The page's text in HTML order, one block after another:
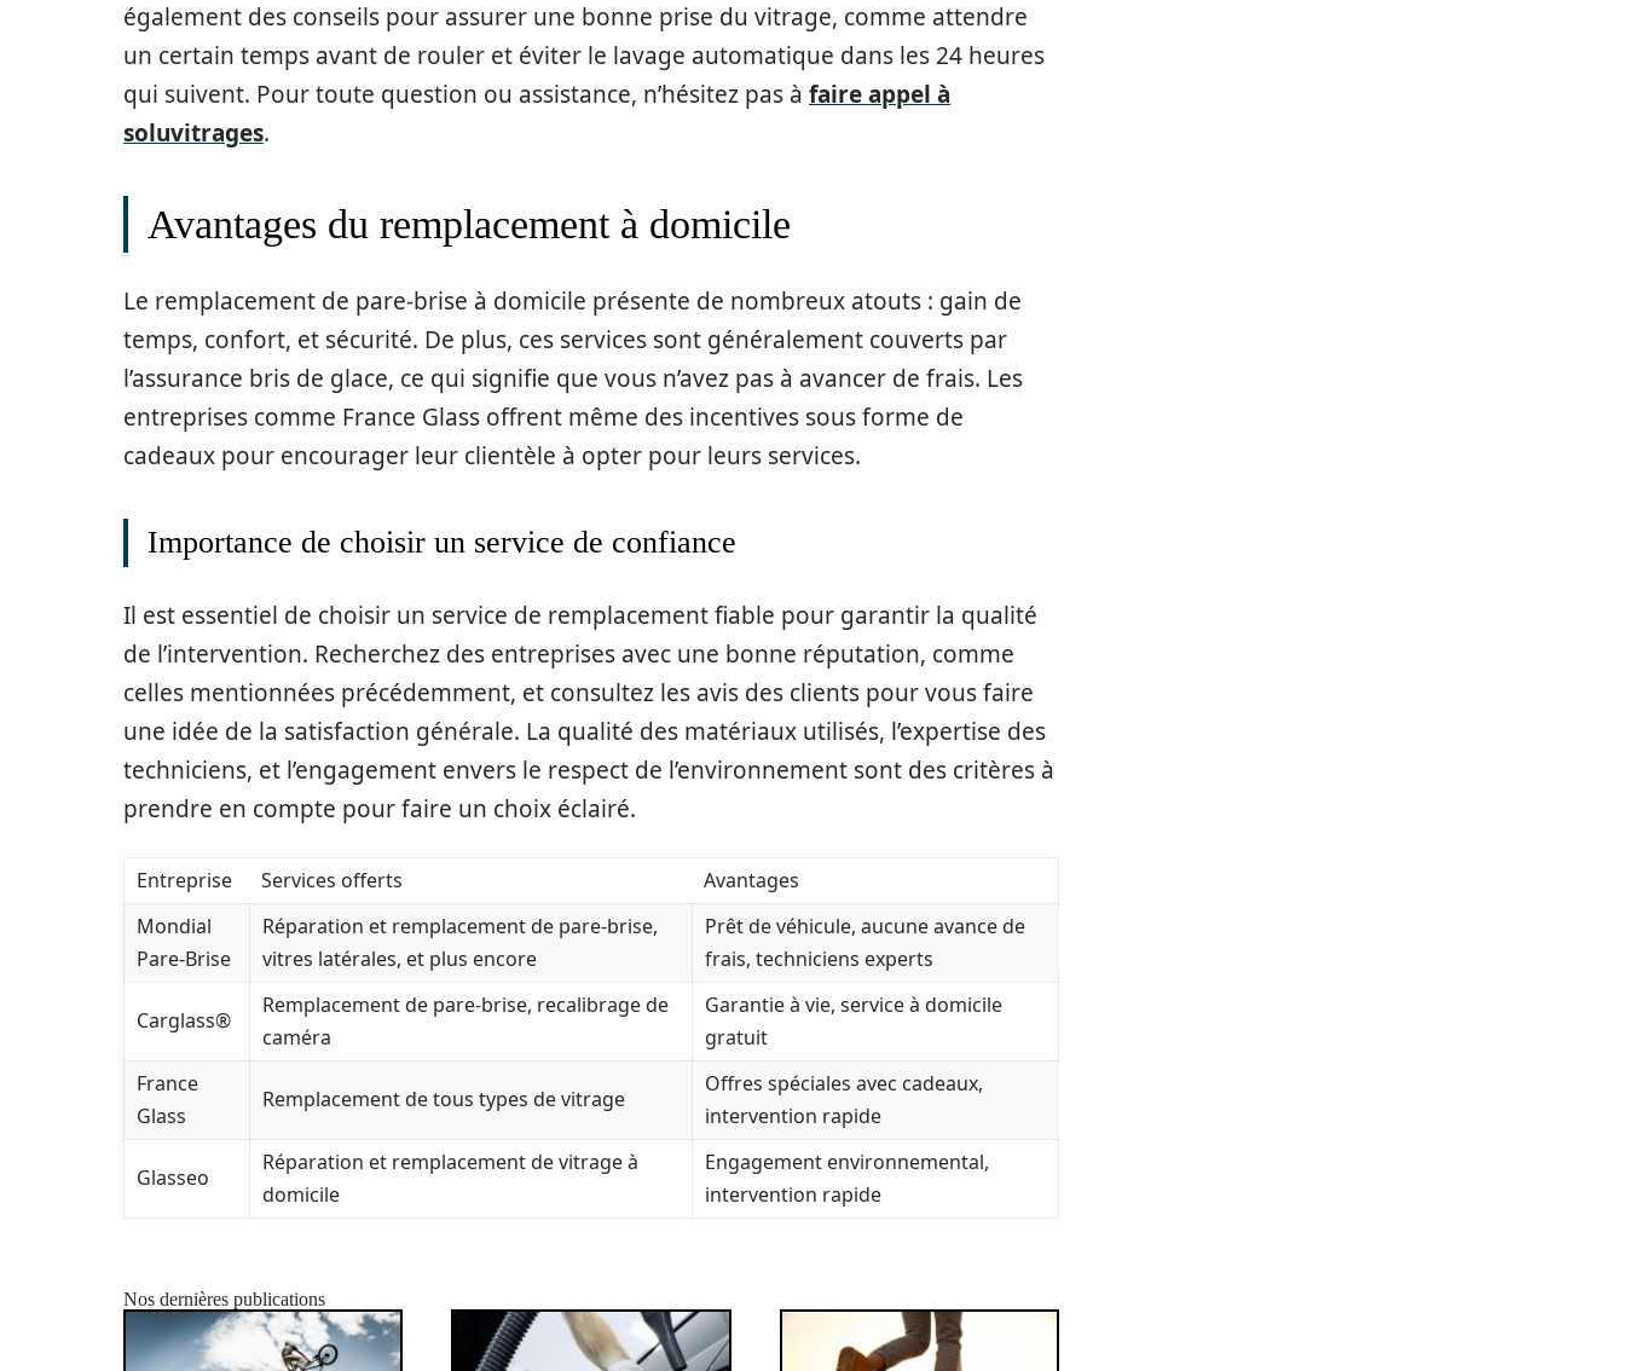
également des conseils pour assurer une bonne prise du vitrage, comme attendre
un certain temps avant de rouler et éviter le lavage automatique dans les 24 heures
qui suivent. Pour toute question ou assistance, n’hésitez pas à faire appel à
soluvitrages.
Avantages du remplacement à domicile
Le remplacement de pare-brise à domicile présente de nombreux atouts : gain de
temps, confort, et sécurité. De plus, ces services sont généralement couverts par
l’assurance bris de glace, ce qui signifie que vous n’avez pas à avancer de frais. Les
entreprises comme France Glass offrent même des incentives sous forme de
cadeaux pour encourager leur clientèle à opter pour leurs services.
Importance de choisir un service de confiance
Il est essentiel de choisir un service de remplacement fiable pour garantir la qualité
de l’intervention. Recherchez des entreprises avec une bonne réputation, comme
celles mentionnées précédemment, et consultez les avis des clients pour vous faire
une idée de la satisfaction générale. La qualité des matériaux utilisés, l’expertise des
techniciens, et l’engagement envers le respect de l’environnement sont des critères à
prendre en compte pour faire un choix éclairé.
Entreprise Services offerts
Avantages
Mondial
Pare-Brise
Réparation et remplacement de pare-brise,
vitres latérales, et plus encore
Prêt de véhicule, aucune avance de
frais, techniciens experts
Carglass®
Remplacement de pare-brise, recalibrage de
caméra
Garantie à vie, service à domicile
gratuit
France
Glass
Remplacement de tous types de vitrage
Offres spéciales avec cadeaux,
intervention rapide
Glasseo
Réparation et remplacement de vitrage à
domicile
Engagement environnemental,
intervention rapide
Nos dernières publications